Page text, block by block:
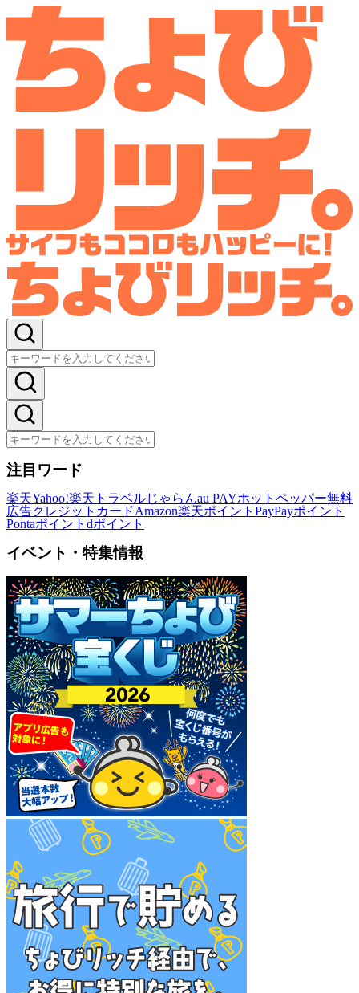
注目ワード
楽天Yahoo!楽天トラベルじゃらんau PAYホットペッパー無料
広告クレジットカードAmazon楽天ポイント PayPayポイント
Pontaポイント dポイント
イベント・特集情報